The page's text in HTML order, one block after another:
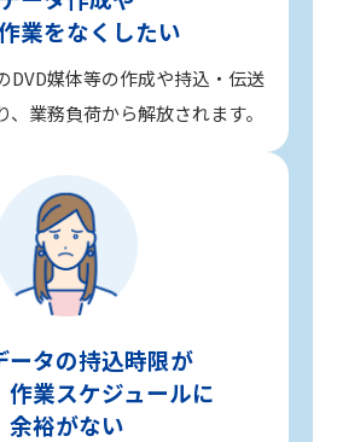
業をなくしたい
DVD媒体等の作成や持込・伝送
、業務負荷から解放されます。
ータの持込時限が
作業スケジュールに
余裕がない